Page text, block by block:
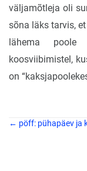
väljamõtleja oli
sõna läks tarvis,
lähema poole
koosviibimistel,
on
← pöff: pühapäev ja